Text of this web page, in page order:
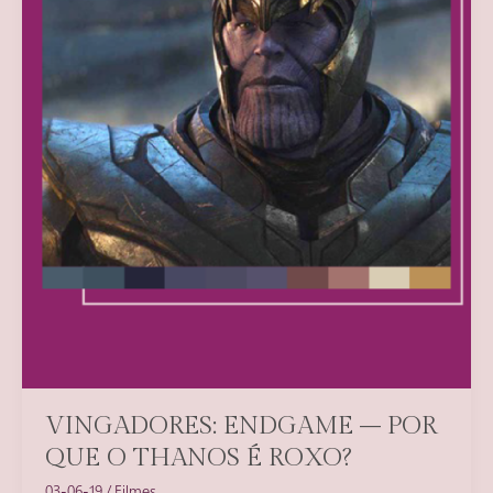
VINGADORES: ENDGAME – POR
QUE O THANOS É ROXO?